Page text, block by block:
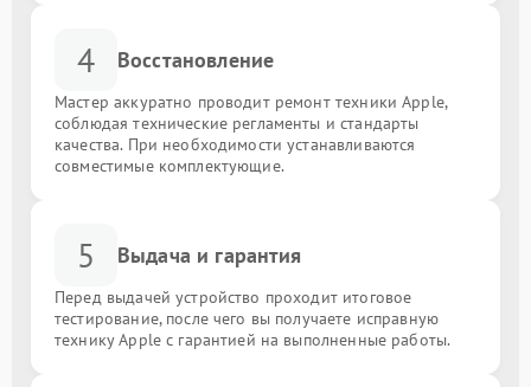
4 Восстановление
Мастер аккуратно проводит ремонт техники Apple,
соблюдая технические регламенты и стандарты
качества. При необходимости устанавливаются
совместимые комплектующие.
5 Выдача и гарантия
Перед выдачей устройство проходит итоговое
тестирование, после чего вы получаете исправную
технику Apple с гарантией на выполненные работы.